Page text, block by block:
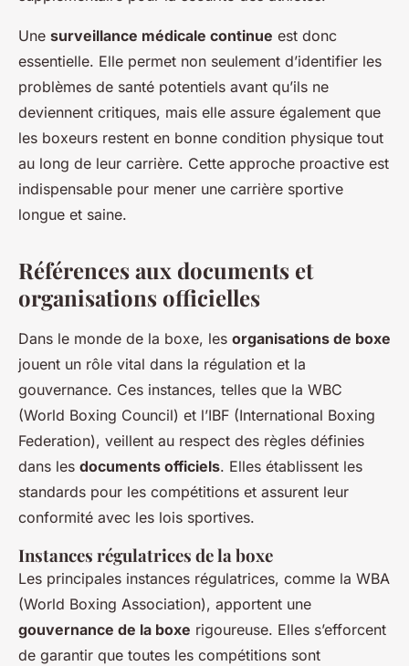
Une surveillance médicale continue est donc
essentielle. Elle permet non seulement d’identifier les
problèmes de santé potentiels avant qu’ils ne
deviennent critiques, mais elle assure également que
les boxeurs restent en bonne condition physique tout
au long de leur carrière. Cette approche proactive est
indispensable pour mener une carrière sportive
longue et saine.
Références aux documents et
organisations officielles
Dans le monde de la boxe, les organisations de boxe
jouent un rôle vital dans la régulation et la
gouvernance. Ces instances, telles que la WBC
(World Boxing Council) et l’IBF (International Boxing
Federation), veillent au respect des règles définies
dans les documents officiels. Elles établissent les
standards pour les compétitions et assurent leur
conformité avec les lois sportives.
Instances régulatrices de la boxe
Les principales instances régulatrices, comme la WBA
(World Boxing Association), apportent une
gouvernance de la boxe rigoureuse. Elles s’efforcent
de garantir que toutes les compétitions sont